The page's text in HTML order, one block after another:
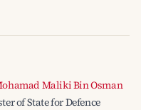
Maliki Bin Osman
of State for Defence